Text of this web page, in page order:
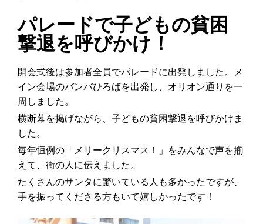
パレードで子どもの貧困
撃退を呼びかけ！
開会式後は参加者全員でパレードに出発しました。メ
イン会場のバンバひろばを出発し、オリオン通りを一
周しました。
横断幕を掲げながら、子どもの貧困撃退を呼びかけま
した。
毎年恒例の「メリークリスマス！」をみんなで声を揃
えて、街の人に伝えました。
たくさんのサンタに驚いている人も多かったですが、
手を振ってくださる方もいて嬉しかったです！